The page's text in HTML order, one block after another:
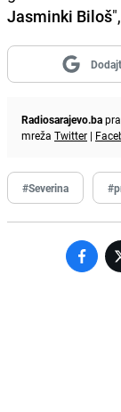
Jasminki Biloš
Radiosarajevo.ba
mreža Twitter |
#Severina